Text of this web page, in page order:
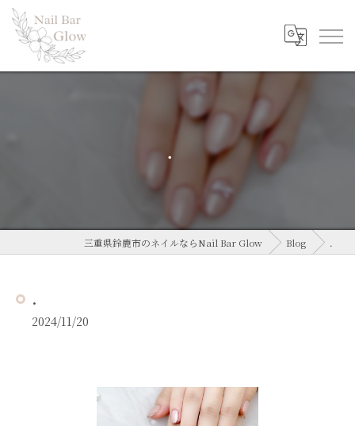
．
三重県鈴鹿市のネイルならNail Bar Glow Blog ．
．
2024/11/20